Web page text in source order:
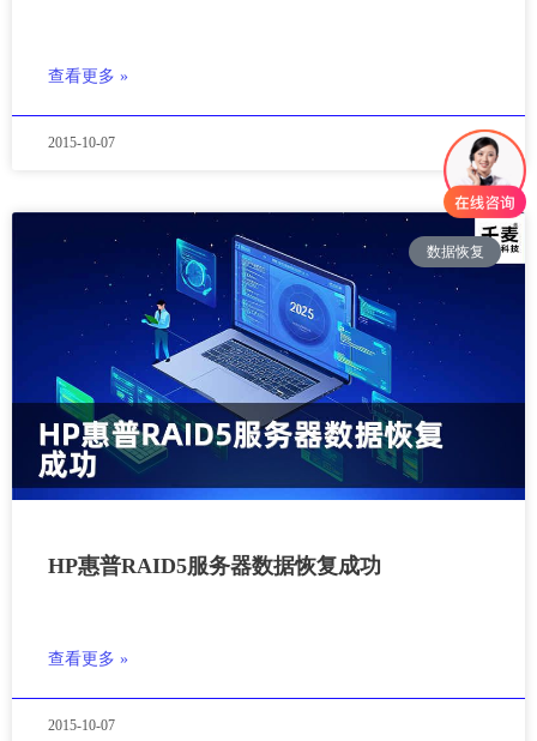
查看更多 »
2015-10-07
数据恢复
HP惠普RAID5服务器数据恢复成功
查看更多 »
2015-10-07